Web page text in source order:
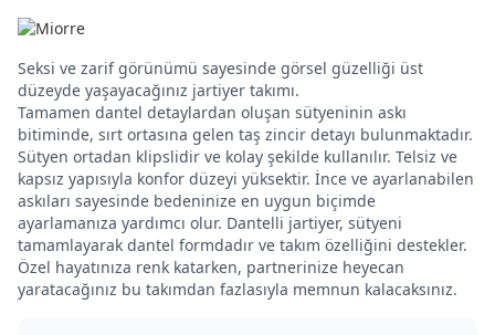
Seksi ve zarif görünümü sayesinde görsel güzelliği üst
düzeyde yaşayacağınız jartiyer takımı.
Tamamen dantel detaylardan oluşan sütyeninin askı
bitiminde, sırt ortasına gelen taş zincir detayı bulunmaktadır.
Sütyen ortadan klipslidir ve kolay şekilde kullanılır. Telsiz ve
kapsız yapısıyla konfor düzeyi yüksektir. İnce ve ayarlanabilen
askıları sayesinde bedeninize en uygun biçimde
ayarlamanıza yardımcı olur. Dantelli jartiyer, sütyeni
tamamlayarak dantel formdadır ve takım özelliğini destekler.
Özel hayatınıza renk katarken, partnerinize heyecan
yaratacağınız bu takımdan fazlasıyla memnun kalacaksınız.